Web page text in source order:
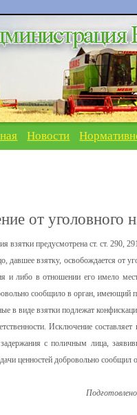
Новости
от уголовного
взятки предусмотрена ст. ст. 290,
взятку, освобождается от
и либо в отношении его имело
сообщило в орган, имеющий
в виде взятки подлежат
Исключение
с поличным лица,
ценностей добровольно сообщил